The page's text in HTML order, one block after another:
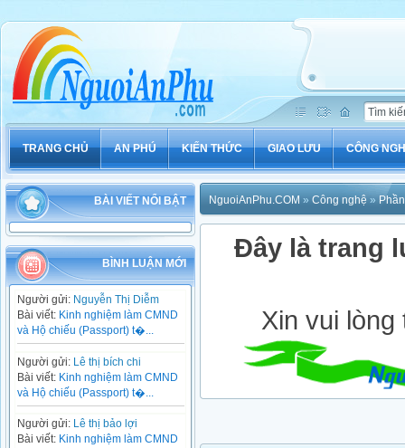
TRANG CHỦ AN PHÚ KIẾN THỨC GIAO LƯU CÔNG
BÀI VIẾT NỔI BẬT
BÌNH LUẬN MỚI
Người gửi: Nguyễn Thị Diễm
Bài viết: Kinh nghiệm làm CMND
và Hộ chiếu (Passport) t�...
Người gửi: Lê thị bích chi
Bài viết: Kinh nghiệm làm CMND
và Hộ chiếu (Passport) t�...
Người gửi:
Lê thị bảo lợi
Bài viết: Kinh nghiệm làm CMND
NguoiAnPhu.COM » Công nghệ »
Đây là trang
Xin vui